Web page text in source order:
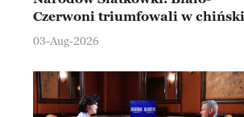
Czerwoni triumfowali w
Ningbo
03-Aug-2026